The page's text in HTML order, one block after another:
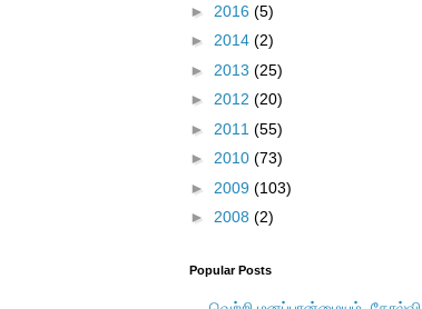
► 2016 (5)
► 2014 (2)
► 2013 (25)
► 2012 (20)
► 2011 (55)
► 2010 (73)
► 2009 (103)
► 2008 (2)
Popular Posts